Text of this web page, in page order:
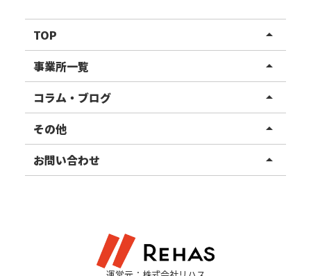
TOP arrow_drop_up
リハスワーク
リハスファーム
事業所一覧 arrow_drop_up
関東エリア
東北エリア
甲信越エリア
コラム・ブログ arrow_drop_up
事業所ブログ
ご利用者様の声
その他 arrow_drop_up
お知らせ
お問い合わせ arrow_drop_up